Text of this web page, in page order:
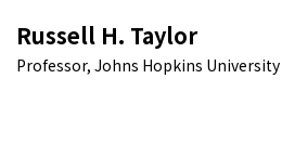
Russell H. Taylor
Professor, Johns Hopkins University